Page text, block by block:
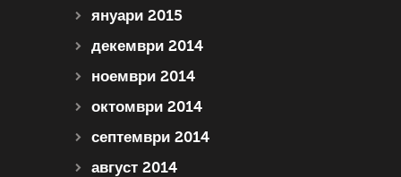
януари 2015
декември 2014
ноември 2014
октомври 2014
септември 2014
август 2014